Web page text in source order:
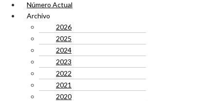
Número Actual
Archivo
2026
2025
2024
2023
2022
2021
2020